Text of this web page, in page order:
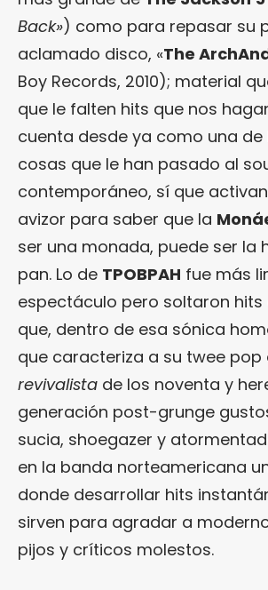
Back») como para repasar su
aclamado disco, «The
Boy Records, 2010); material
que le falten hits que nos
cuenta desde ya como una de
cosas que le han pasado al
contemporáneo, sí que
avizor para saber que la
ser una monada, puede ser la
pan. Lo de TPOBPAH fue más
espectáculo pero soltaron
que, dentro de esa sónica
que caracteriza a su twee pop
revivalista de los noventa y
generación post-grunge
sucia, shoegazer y
en la banda norteamericana
donde desarrollar hits
sirven para agradar a
pijos y críticos molestos.